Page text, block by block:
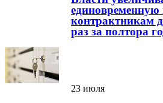
контрактникам
раз за полтора
23 июля